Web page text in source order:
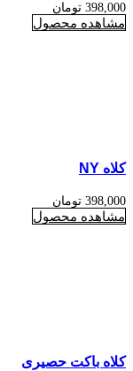
398,000 تومان
مشاهده محصول
کلاه NY
398,000 تومان
مشاهده محصول
کلاه باکت حصیری